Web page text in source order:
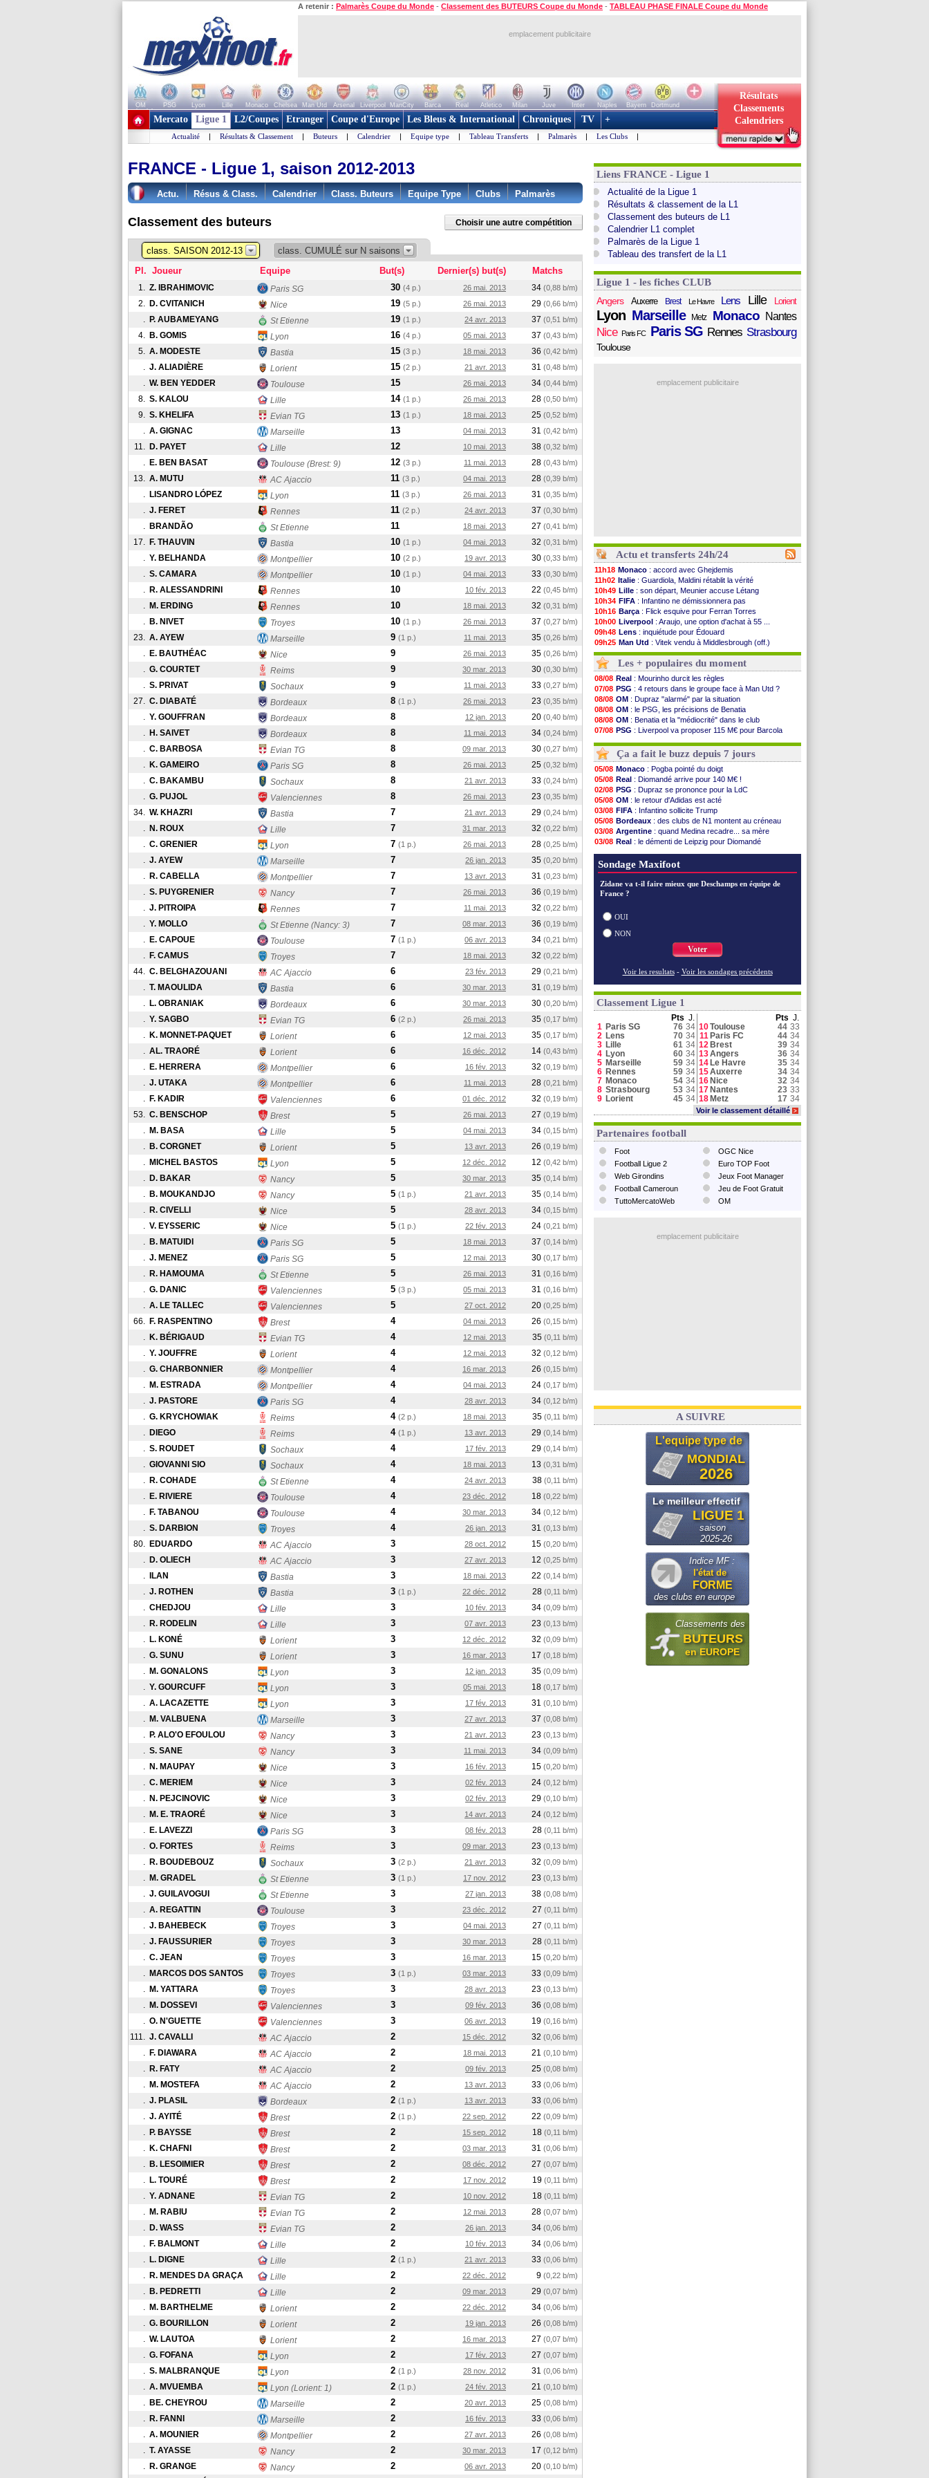
A retenir : Palmarès Coupe du Monde - Classement des BUTEURS Coupe du Monde - TABLEAU PHASE FINALE Coupe du Monde
emplacement publicitaire
OM PSG Lyon Lille Monaco Chelsea Man Utd Arsenal Liverpool ManCity Barca Real Atletico Milan Juve Inter Naples Bayern
Dortmund
+ de clubs
Résultats
Classements
Calendriers
Mercato Ligue 1 L2/Coupes Etranger Coupe d'Europe Les Bleus & International Chroniques TV +
Actualité | Résultats & Classement | Buteurs | Calendrier | Equipe type | Tableau Transferts | Palmarès | Les Clubs |
FRANCE - Ligue 1, saison 2012-2013
Actu. Résus & Class. Calendrier Class. Buteurs Equipe Type Clubs Palmarès
Classement des buteurs Choisir une autre compétition
class. SAISON 2012-13
class. CUMULÉ sur N saisons
Pl. Joueur Equipe But(s) Dernier(s) but(s) Matchs
1. Z. IBRAHIMOVIC Paris SG 30 (4 p.) 26 mai. 2013 34 (0,88 b/m)
2. D. CVITANICH Nice 19 (5 p.) 26 mai. 2013 29 (0,66 b/m)
. P. AUBAMEYANG St Etienne 19 (1 p.) 24 avr. 2013 37 (0,51 b/m)
4. B. GOMIS Lyon 16 (4 p.) 05 mai. 2013 37 (0,43 b/m)
5. A. MODESTE Bastia 15 (3 p.) 18 mai. 2013 36 (0,42 b/m)
. J. ALIADIÈRE Lorient 15 (2 p.) 21 avr. 2013 31 (0,48 b/m)
. W. BEN YEDDER Toulouse 15 26 mai. 2013 34 (0,44 b/m)
8. S. KALOU Lille 14 (1 p.) 26 mai. 2013 28 (0,50 b/m)
9. S. KHELIFA Evian TG 13 (1 p.) 18 mai. 2013 25 (0,52 b/m)
. A. GIGNAC Marseille 13 04 mai. 2013 31 (0,42 b/m)
11. D. PAYET Lille 12 10 mai. 2013 38 (0,32 b/m)
. E. BEN BASAT Toulouse (Brest: 9) 12 (3 p.) 11 mai. 2013 28 (0,43 b/m)
13. A. MUTU AC Ajaccio 11 (3 p.) 04 mai. 2013 28 (0,39 b/m)
. LISANDRO LÓPEZ Lyon 11 (3 p.) 26 mai. 2013 31 (0,35 b/m)
. J. FERET Rennes 11 (2 p.) 24 avr. 2013 37 (0,30 b/m)
. BRANDÃO St Etienne 11 18 mai. 2013 27 (0,41 b/m)
17. F. THAUVIN Bastia 10 (1 p.) 04 mai. 2013 32 (0,31 b/m)
. Y. BELHANDA Montpellier 10 (2 p.) 19 avr. 2013 30 (0,33 b/m)
. S. CAMARA Montpellier 10 (1 p.) 04 mai. 2013 33 (0,30 b/m)
. R. ALESSANDRINI Rennes 10 10 fév. 2013 22 (0,45 b/m)
. M. ERDING Rennes 10 18 mai. 2013 32 (0,31 b/m)
. B. NIVET Troyes 10 (1 p.) 26 mai. 2013 37 (0,27 b/m)
23. A. AYEW Marseille 9 (1 p.) 11 mai. 2013 35 (0,26 b/m)
. E. BAUTHÉAC Nice 9 26 mai. 2013 35 (0,26 b/m)
. G. COURTET Reims 9 30 mar. 2013 30 (0,30 b/m)
. S. PRIVAT Sochaux 9 11 mai. 2013 33 (0,27 b/m)
27. C. DIABATÉ Bordeaux 8 (1 p.) 26 mai. 2013 23 (0,35 b/m)
. Y. GOUFFRAN Bordeaux 8 12 jan. 2013 20 (0,40 b/m)
. H. SAIVET Bordeaux 8 11 mai. 2013 34 (0,24 b/m)
. C. BARBOSA Evian TG 8 09 mar. 2013 30 (0,27 b/m)
. K. GAMEIRO Paris SG 8 26 mai. 2013 25 (0,32 b/m)
. C. BAKAMBU Sochaux 8 21 avr. 2013 33 (0,24 b/m)
. G. PUJOL Valenciennes 8 26 mai. 2013 23 (0,35 b/m)
34. W. KHAZRI Bastia 7 21 avr. 2013 29 (0,24 b/m)
. N. ROUX Lille 7 31 mar. 2013 32 (0,22 b/m)
. C. GRENIER Lyon 7 (1 p.) 26 mai. 2013 28 (0,25 b/m)
. J. AYEW Marseille 7 26 jan. 2013 35 (0,20 b/m)
. R. CABELLA Montpellier 7 13 avr. 2013 31 (0,23 b/m)
. S. PUYGRENIER Nancy 7 26 mai. 2013 36 (0,19 b/m)
. J. PITROIPA Rennes 7 11 mai. 2013 32 (0,22 b/m)
. Y. MOLLO St Etienne (Nancy: 3) 7 08 mar. 2013 36 (0,19 b/m)
. E. CAPOUE Toulouse 7 (1 p.) 06 avr. 2013 34 (0,21 b/m)
. F. CAMUS Troyes 7 18 mai. 2013 32 (0,22 b/m)
44. C. BELGHAZOUANI AC Ajaccio 6 23 fév. 2013 29 (0,21 b/m)
. T. MAOULIDA Bastia 6 30 mar. 2013 31 (0,19 b/m)
. L. OBRANIAK Bordeaux 6 30 mar. 2013 30 (0,20 b/m)
. Y. SAGBO Evian TG 6 (2 p.) 26 mai. 2013 35 (0,17 b/m)
. K. MONNET-PAQUET Lorient 6 12 mai. 2013 35 (0,17 b/m)
. AL. TRAORÉ Lorient 6 16 déc. 2012 14 (0,43 b/m)
. E. HERRERA Montpellier 6 16 fév. 2013 32 (0,19 b/m)
. J. UTAKA Montpellier 6 11 mai. 2013 28 (0,21 b/m)
. F. KADIR Valenciennes 6 01 déc. 2012 32 (0,19 b/m)
53. C. BENSCHOP Brest 5 26 mai. 2013 27 (0,19 b/m)
. M. BASA Lille 5 04 mai. 2013 34 (0,15 b/m)
. B. CORGNET Lorient 5 13 avr. 2013 26 (0,19 b/m)
. MICHEL BASTOS Lyon 5 12 déc. 2012 12 (0,42 b/m)
. D. BAKAR Nancy 5 30 mar. 2013 35 (0,14 b/m)
. B. MOUKANDJO Nancy 5 (1 p.) 21 avr. 2013 35 (0,14 b/m)
. R. CIVELLI Nice 5 28 avr. 2013 34 (0,15 b/m)
. V. EYSSERIC Nice 5 (1 p.) 22 fév. 2013 24 (0,21 b/m)
. B. MATUIDI Paris SG 5 18 mai. 2013 37 (0,14 b/m)
. J. MENEZ Paris SG 5 12 mai. 2013 30 (0,17 b/m)
. R. HAMOUMA St Etienne 5 26 mai. 2013 31 (0,16 b/m)
. G. DANIC Valenciennes 5 (3 p.) 05 mai. 2013 31 (0,16 b/m)
. A. LE TALLEC Valenciennes 5 27 oct. 2012 20 (0,25 b/m)
66. F. RASPENTINO Brest 4 04 mai. 2013 26 (0,15 b/m)
. K. BÉRIGAUD Evian TG 4 12 mai. 2013 35 (0,11 b/m)
. Y. JOUFFRE Lorient 4 12 mai. 2013 32 (0,12 b/m)
. G. CHARBONNIER Montpellier 4 16 mar. 2013 26 (0,15 b/m)
. M. ESTRADA Montpellier 4 04 mai. 2013 24 (0,17 b/m)
. J. PASTORE Paris SG 4 28 avr. 2013 34 (0,12 b/m)
. G. KRYCHOWIAK Reims 4 (2 p.) 18 mai. 2013 35 (0,11 b/m)
. DIEGO Reims 4 (1 p.) 13 avr. 2013 29 (0,14 b/m)
. S. ROUDET Sochaux 4 17 fév. 2013 29 (0,14 b/m)
. GIOVANNI SIO Sochaux 4 18 mai. 2013 13 (0,31 b/m)
. R. COHADE St Etienne 4 24 avr. 2013 38 (0,11 b/m)
. E. RIVIERE Toulouse 4 23 déc. 2012 18 (0,22 b/m)
. F. TABANOU Toulouse 4 30 mar. 2013 34 (0,12 b/m)
. S. DARBION Troyes 4 26 jan. 2013 31 (0,13 b/m)
80. EDUARDO AC Ajaccio 3 28 oct. 2012 15 (0,20 b/m)
. D. OLIECH AC Ajaccio 3 27 avr. 2013 12 (0,25 b/m)
. ILAN Bastia 3 18 mai. 2013 22 (0,14 b/m)
. J. ROTHEN Bastia 3 (1 p.) 22 déc. 2012 28 (0,11 b/m)
. CHEDJOU Lille 3 10 fév. 2013 34 (0,09 b/m)
. R. RODELIN Lille 3 07 avr. 2013 23 (0,13 b/m)
. L. KONÉ Lorient 3 12 déc. 2012 32 (0,09 b/m)
. G. SUNU Lorient 3 16 mar. 2013 17 (0,18 b/m)
. M. GONALONS Lyon 3 12 jan. 2013 35 (0,09 b/m)
. Y. GOURCUFF Lyon 3 05 mai. 2013 18 (0,17 b/m)
. A. LACAZETTE Lyon 3 17 fév. 2013 31 (0,10 b/m)
. M. VALBUENA Marseille 3 27 avr. 2013 37 (0,08 b/m)
. P. ALO'O EFOULOU Nancy 3 21 avr. 2013 23 (0,13 b/m)
. S. SANE Nancy 3 11 mai. 2013 34 (0,09 b/m)
. N. MAUPAY Nice 3 16 fév. 2013 15 (0,20 b/m)
. C. MERIEM Nice 3 02 fév. 2013 24 (0,12 b/m)
. N. PEJCINOVIC Nice 3 02 fév. 2013 29 (0,10 b/m)
. M. E. TRAORÉ Nice 3 14 avr. 2013 24 (0,12 b/m)
. E. LAVEZZI Paris SG 3 08 fév. 2013 28 (0,11 b/m)
. O. FORTES Reims 3 09 mar. 2013 23 (0,13 b/m)
. R. BOUDEBOUZ Sochaux 3 (2 p.) 21 avr. 2013 32 (0,09 b/m)
. M. GRADEL St Etienne 3 (1 p.) 17 nov. 2012 23 (0,13 b/m)
. J. GUILAVOGUI St Etienne 3 27 jan. 2013 38 (0,08 b/m)
. A. REGATTIN Toulouse 3 23 déc. 2012 27 (0,11 b/m)
. J. BAHEBECK Troyes 3 04 mai. 2013 27 (0,11 b/m)
. J. FAUSSURIER Troyes 3 30 mar. 2013 28 (0,11 b/m)
. C. JEAN Troyes 3 16 mar. 2013 15 (0,20 b/m)
. MARCOS DOS SANTOS Troyes 3 (1 p.) 03 mar. 2013 33 (0,09 b/m)
. M. YATTARA Troyes 3 28 avr. 2013 23 (0,13 b/m)
. M. DOSSEVI Valenciennes 3 09 fév. 2013 36 (0,08 b/m)
. O. N'GUETTE Valenciennes 3 06 avr. 2013 19 (0,16 b/m)
111. J. CAVALLI AC Ajaccio 2 15 déc. 2012 32 (0,06 b/m)
. F. DIAWARA AC Ajaccio 2 18 mai. 2013 21 (0,10 b/m)
. R. FATY AC Ajaccio 2 09 fév. 2013 25 (0,08 b/m)
. M. MOSTEFA AC Ajaccio 2 13 avr. 2013 33 (0,06 b/m)
. J. PLASIL Bordeaux 2 (1 p.) 13 avr. 2013 33 (0,06 b/m)
. J. AYITÉ Brest 2 (1 p.) 22 sep. 2012 22 (0,09 b/m)
. P. BAYSSE Brest 2 15 sep. 2012 18 (0,11 b/m)
. K. CHAFNI Brest 2 03 mar. 2013 31 (0,06 b/m)
. B. LESOIMIER Brest 2 08 déc. 2012 27 (0,07 b/m)
. L. TOURÉ Brest 2 17 nov. 2012 19 (0,11 b/m)
. Y. ADNANE Evian TG 2 10 nov. 2012 18 (0,11 b/m)
. M. RABIU Evian TG 2 12 mai. 2013 28 (0,07 b/m)
. D. WASS Evian TG 2 26 jan. 2013 34 (0,06 b/m)
. F. BALMONT Lille 2 10 fév. 2013 34 (0,06 b/m)
. L. DIGNE Lille 2 (1 p.) 21 avr. 2013 33 (0,06 b/m)
. R. MENDES DA GRAÇA Lille 2 22 déc. 2012 9 (0,22 b/m)
. B. PEDRETTI Lille 2 09 mar. 2013 29 (0,07 b/m)
. M. BARTHELME Lorient 2 22 déc. 2012 34 (0,06 b/m)
. G. BOURILLON Lorient 2 19 jan. 2013 26 (0,08 b/m)
. W. LAUTOA Lorient 2 16 mar. 2013 27 (0,07 b/m)
. G. FOFANA Lyon 2 17 fév. 2013 27 (0,07 b/m)
. S. MALBRANQUE Lyon 2 (1 p.) 28 nov. 2012 31 (0,06 b/m)
. A. MVUEMBA Lyon (Lorient: 1) 2 (1 p.) 24 fév. 2013 21 (0,10 b/m)
. BE. CHEYROU Marseille 2 20 avr. 2013 25 (0,08 b/m)
. R. FANNI Marseille 2 16 fév. 2013 33 (0,06 b/m)
. A. MOUNIER Montpellier 2 27 avr. 2013 26 (0,08 b/m)
. T. AYASSE Nancy 2 30 mar. 2013 17 (0,12 b/m)
. R. GRANGE Nancy 2 06 avr. 2013 20 (0,10 b/m)
Liens FRANCE - Ligue 1
Actualité de la Ligue 1
Résultats & classement de la L1
Classement des buteurs de L1
Calendrier L1 complet
Palmarès de la Ligue 1
Tableau des transfert de la L1
Ligue 1 - les fiches CLUB
Angers
Auxerre Brest Le Havre Lens Lille Lorient
Lyon Marseille Metz Monaco Nantes
Nice Paris FC Paris SG Rennes Strasbourg
Toulouse
emplacement publicitaire
Actu et transferts 24h/24
11h18 Monaco : accord avec Ghejdemis
11h02 Italie : Guardiola, Maldini rétablit la vérité
10h49 Lille : son départ, Meunier accuse Létang
10h34 FIFA : Infantino ne démissionnera pas
10h16 Barça : Flick esquive pour Ferran Torres
10h00 Liverpool : Araujo, une option d'achat à 55 ...
09h48 Lens : inquiétude pour Édouard
09h25 Man Utd : Vitek vendu à Middlesbrough (off.)
09h10 PSV: Sano recruté pour 14,5 M€ (officiel)
08h52
OM: Coventry pense à Angel Gomes
08/08 PSG: Rafel Pol satisfait des progrès
08/08 Amical: le Barça vainqueur puis battu
08/08 Inter : Calhanoglu prêt à prolonger
08/08 Nice : Abdelmonem veut rester
08/08 L2: le classement complet
08/08 L2: les résultats de la soirée
08/08 Amical: Le Havre renversé par Oviedo
08/08 Amical: Nice battu aux tirs au but
08/08
Benfica: Ivanovic proche de Lens
08/08 OM: Dupraz "alarmé" par la situation
08/08 Atletico: Alvarez, le Barça va revoir son offre
08/08 Lorient: Mbamba prêté par Leverkusen (officiel)
08/08 Amical: le Real bat Ferencvaros
08/08 Naples: Lukaku dit oui à Fenerbahçe
Voir les brèves précédentes
Les + populaires du moment
08/08 Real : Mourinho durcit les règles
07/08 PSG : 4 retours dans le groupe face à Man Utd ?
08/08 OM : Dupraz "alarmé" par la situation
08/08 OM : le PSG, les précisions de Benatia
08/08 OM : Benatia et la "médiocrité" dans le club
07/08 PSG : Liverpool va proposer 115 M€ pour Barcola
08/08
OM : Côme pousse pour Gouiri
Ça a fait le buzz depuis 7 jours
05/08 Monaco : Pogba pointé du doigt
05/08 Real : Diomandé arrive pour 140 M€ !
02/08 PSG : Dupraz se prononce pour la LdC
05/08 OM : le retour d'Adidas est acté
03/08 FIFA : Infantino sollicite Trump
05/08 Bordeaux : des clubs de N1 montent au créneau
03/08 Argentine : quand Medina recadre... sa mère
03/08 Real : le démenti de Leipzig pour Diomandé
03/08 OM: Paixão attire un 2e club anglais
Sondage Maxifoot
Zidane va t-il faire mieux que Deschamps en équipe de
France ?
OUI
NON
Voter
Voir les resultats - Voir les sondages précédents
Classement Ligue 1
Pts J. Pts J.
1 Paris SG 76 34 10Toulouse 44 33
2 Lens 70 34 11 Paris FC 44 34
3 Lille 61 34 12 Brest 39 34
4 Lyon 60 34 13Angers 36 34
5 Marseille 59 34 14 Le Havre 35 34
6 Rennes 59 34 15Auxerre 34 34
7 Monaco 54 34 16 Nice 32 34
8 Strasbourg 53 34 17 Nantes 23 33
9 Lorient 45 34 18 Metz 17 34
Voir le classement détaillé >
Partenaires football
Foot
Football Ligue 2
Web Girondins
Football Cameroun
TuttoMercatoWeb
OGC Nice
Euro TOP Foot
Jeux Foot Manager
Jeu de Foot Gratuit
OM
emplacement publicitaire
A SUIVRE
L'equipe type de
MONDIAL
2026
Le meilleur effectif
LIGUE 1
saison
2025-26
Indice MF :
l'état de
FORME
des clubs en europe
Classements des
BUTEURS
en EUROPE